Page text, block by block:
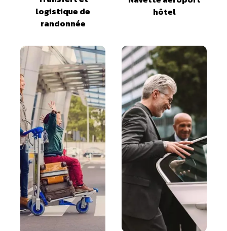
logistique de
randonnée
hôtel